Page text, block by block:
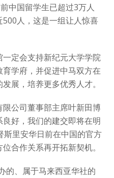
中国留学生已超过3万人
人，这是一组让人惊喜
定会支持新纪元大学学院
学府，并促进中马双方在
展，培养更多优秀人才。
公司董事部主席叶新田博
好，我们的建交即将在明
里安华日前在中国的官方
合作关系再开拓新契机。
的、属于马来西亚华社的